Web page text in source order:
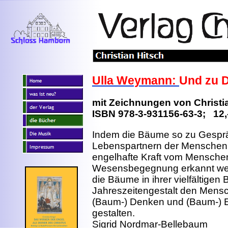
Ulla Weymann: Und zu
mit Zeichnungen von
ISBN 978-3-931156-63-3;
Indem die Bäume so zu
Lebenspartnern der
engelhafte Kraft vom
Wesensbegegnung erkannt
die Bäume in ihrer vielfältigen
Jahreszeitengestalt den
(Baum-) Denken und (Baum-)
gestalten.
Sigrid Nordmar-Bellebaum